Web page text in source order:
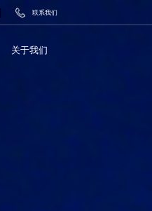
关于我们
联系我们